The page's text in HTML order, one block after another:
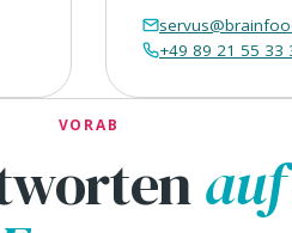
oder direkt
in
In
Google Maps
+49 89 21 55 33
VORAB